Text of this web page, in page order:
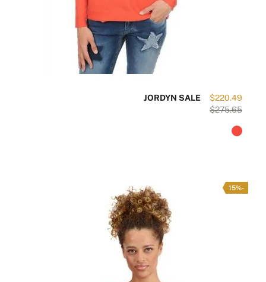
$220.49
$275.65
JORDYN SALE
-15%